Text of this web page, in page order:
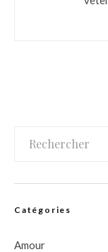
Catégories
Amour